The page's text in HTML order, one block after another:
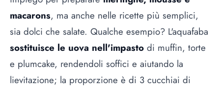
macarons, ma anche nelle ricette più semplici,
sia dolci che salate. Qualche esempio? L'aquafaba
sostituisce le uova nell'impasto di muffin, torte
e plumcake, rendendoli soffici e aiutando la
lievitazione; la proporzione è di 3 cucchiai di